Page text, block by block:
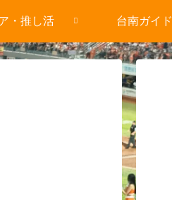
・推し活 台南ガイド